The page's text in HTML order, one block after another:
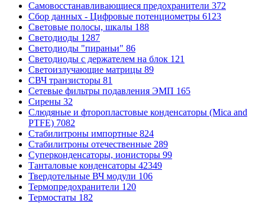
Самовосстанавливающиеся предохранители 372
Сбор данных - Цифровые потенциометры 6123
Световые полосы, шкалы 188
Светодиоды 1287
Светодиоды "пираньи" 86
Светодиоды с держателем на блок 121
Светоизлучающие матрицы 89
СВЧ транзисторы 81
Сетевые фильтры подавления ЭМП 165
Сирены 32
Слюдяные и фторопластовые конденсаторы (Mica and
PTFE) 7082
Стабилитроны импортные 824
Стабилитроны отечественные 289
Суперконденсаторы, ионисторы 99
Танталовые конденсаторы 42349
Твердотельные ВЧ модули 106
Термопредохранители 120
Термостаты 182